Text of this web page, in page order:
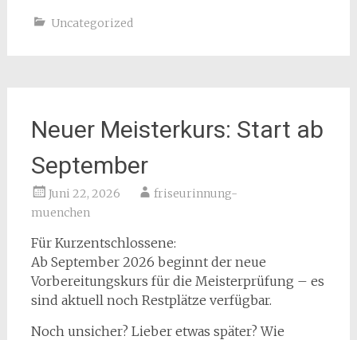
Uncategorized
Neuer Meisterkurs: Start ab
September
Juni 22, 2026
friseurinnung-
muenchen
Für Kurzentschlossene:
Ab September 2026 beginnt der neue
Vorbereitungskurs für die Meisterprüfung – es
sind aktuell noch Restplätze verfügbar.
Noch unsicher? Lieber etwas später? Wie